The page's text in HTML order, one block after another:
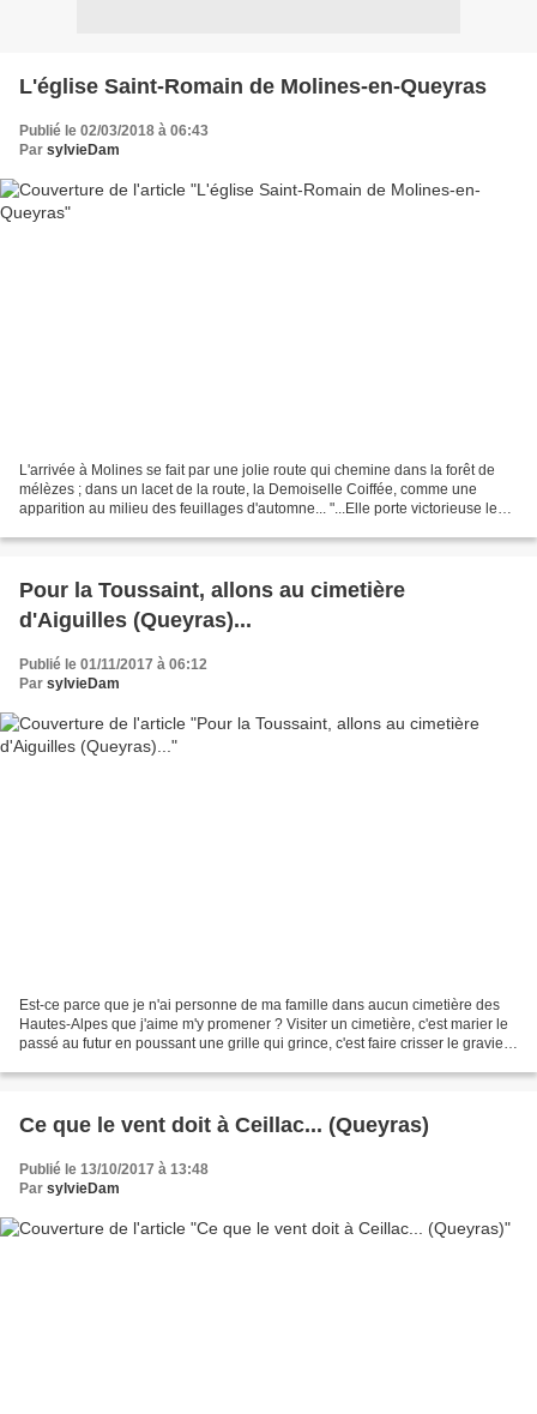
L'église Saint-Romain de Molines-en-Queyras
Publié le 02/03/2018 à 06:43
Par sylvieDam
L'arrivée à Molines se fait par une jolie route qui chemine dans la forêt de
mélèzes ; dans un lacet de la route, la Demoiselle Coiffée, comme une
apparition au milieu des feuillages d'automne... "...Elle porte victorieuse le
Pour la Toussaint, allons au cimetière
d'Aiguilles (Queyras)...
Publié le 01/11/2017 à 06:12
Par sylvieDam
Est-ce parce que je n'ai personne de ma famille dans aucun cimetière des
Hautes-Alpes que j'aime m'y promener ? Visiter un cimetière, c'est marier le
passé au futur en poussant une grille qui grince, c'est faire crisser le gravier
Ce que le vent doit à Ceillac... (Queyras)
Publié le 13/10/2017 à 13:48
Par sylvieDam